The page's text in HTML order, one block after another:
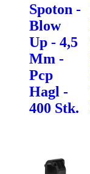
Spoton -
Blow
Up - 4,5
Mm -
Pcp
Hagl -
400 Stk.